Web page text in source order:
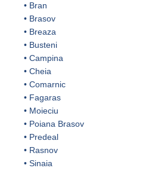
• Bran
• Brasov
• Breaza
• Busteni
• Campina
• Cheia
• Comarnic
• Fagaras
• Moieciu
• Poiana Brasov
• Predeal
• Rasnov
• Sinaia